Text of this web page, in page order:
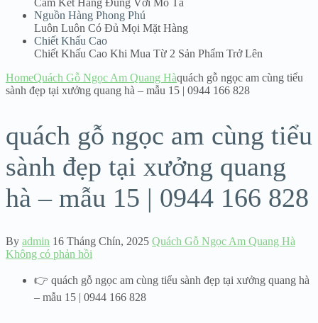
Cam Kết Hàng Đúng Với Mô Tả
Nguồn Hàng Phong Phú
Luôn Luôn Có Đủ Mọi Mặt Hàng
Chiết Khấu Cao
Chiết Khấu Cao Khi Mua Từ 2 Sản Phẩm Trở Lên
HomeQuách Gỗ Ngọc Am Quang Hàquách gỗ ngọc am cùng tiểu
sành đẹp tại xưởng quang hà – mẫu 15 | 0944 166 828
quách gỗ ngọc am cùng tiểu
sành đẹp tại xưởng quang
hà – mẫu 15 | 0944 166 828
By admin 16 Tháng Chín, 2025 Quách Gỗ Ngọc Am Quang Hà
Không có phản hồi
👉 quách gỗ ngọc am cùng tiểu sành đẹp tại xưởng quang hà
– mẫu 15 | 0944 166 828